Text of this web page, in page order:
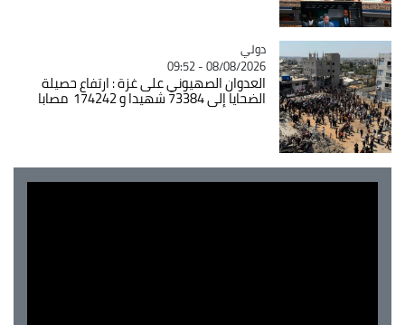
Catégorie
دولي
08/08/2026 - 09:52
العدوان الصهيوني على غزة : ارتفاع حصيلة
الضحايا إلى 73384 شهيدا و 174242 مصابا